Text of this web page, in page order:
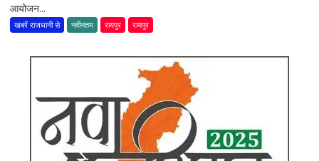
आयोजन...
खबरें राजधानी से नवीनतम रायपुर रायपुर